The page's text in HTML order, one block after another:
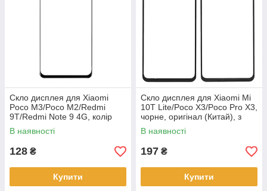
Скло дисплея для Xiaomi
Poco M3/Poco M2/Redmi
9T/Redmi Note 9 4G, колір
чорний
В наявності
128 ₴
Купити
Скло дисплея для Xiaomi Mi
10T Lite/Poco X3/Poco Pro X3,
чорне, оригінал (Китай), з
олеофобним покриттям
В наявності
197 ₴
Купити